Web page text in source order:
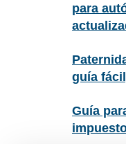
para
guía
Guía